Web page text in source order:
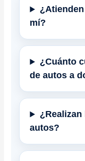
mí?
¿Cuánto
de autos a
autos?